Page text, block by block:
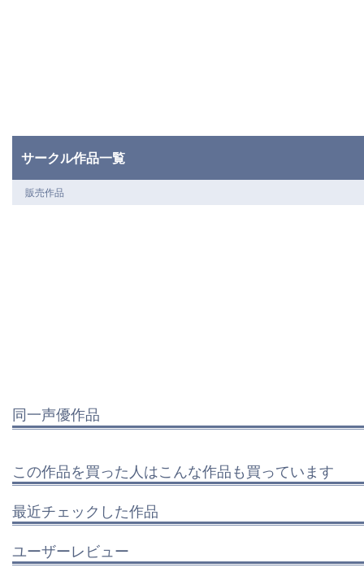
サークル作品一覧
販売作品
同一声優作品
この作品を買った人はこんな作品も買っています
最近チェックした作品
ユーザーレビュー